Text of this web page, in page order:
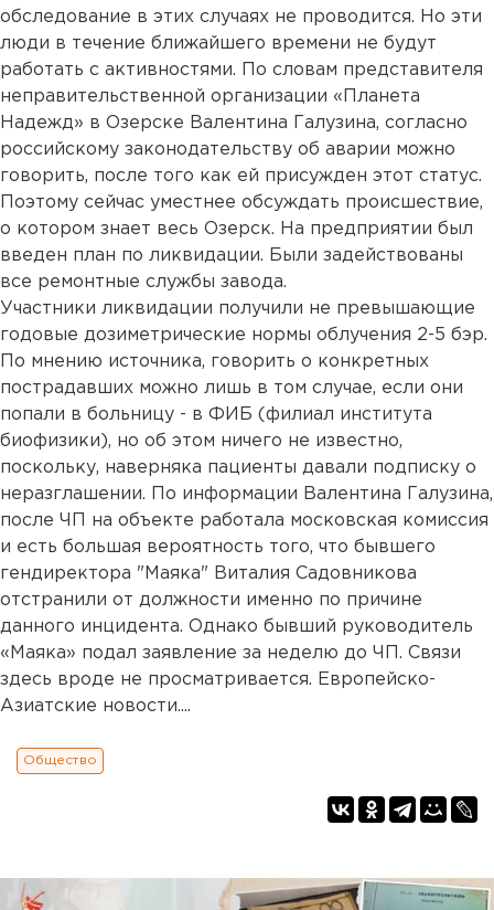
обследование в этих случаях не проводится. Но эти
люди в течение ближайшего времени не будут
работать с активностями. По словам представителя
неправительственной организации «Планета
Надежд» в Озерске Валентина Галузина, согласно
российскому законодательству об аварии можно
говорить, после того как ей присужден этот статус.
Поэтому сейчас уместнее обсуждать происшествие,
о котором знает весь Озерск. На предприятии был
введен план по ликвидации. Были задействованы
все ремонтные службы завода.
Участники ликвидации получили не превышающие
годовые дозиметрические нормы облучения 2-5 бэр.
По мнению источника, говорить о конкретных
пострадавших можно лишь в том случае, если они
попали в больницу - в ФИБ (филиал института
биофизики), но об этом ничего не известно,
поскольку, наверняка пациенты давали подписку о
неразглашении. По информации Валентина Галузина,
после ЧП на объекте работала московская комиссия
и есть большая вероятность того, что бывшего
гендиректора "Маяка" Виталия Садовникова
отстранили от должности именно по причине
данного инцидента. Однако бывший руководитель
«Маяка» подал заявление за неделю до ЧП. Связи
здесь вроде не просматривается. Европейско-
Азиатские новости....
Общество